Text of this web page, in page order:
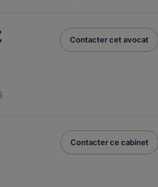
Contacter cet avocat
Contacter ce cabinet